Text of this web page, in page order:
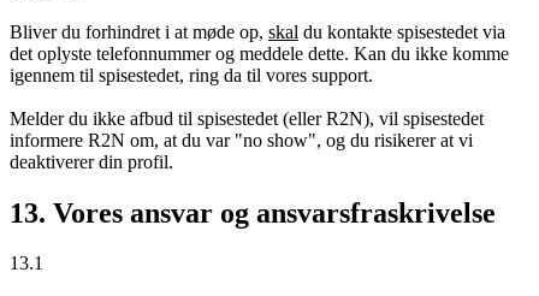
Bliver du forhindret i at møde op, skal du kontakte spisestedet via
det oplyste telefonnummer og meddele dette. Kan du ikke komme
igennem til spisestedet, ring da til vores support.
Melder du ikke afbud til spisestedet (eller R2N), vil spisestedet
informere R2N om, at du var "no show", og du risikerer at vi
deaktiverer din profil.
13. Vores ansvar og ansvarsfraskrivelse
13.1